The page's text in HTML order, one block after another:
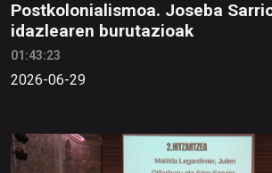
Postkolonialismoa. Joseba
idazlearen burutazioak
01:43:23
2026-06-29